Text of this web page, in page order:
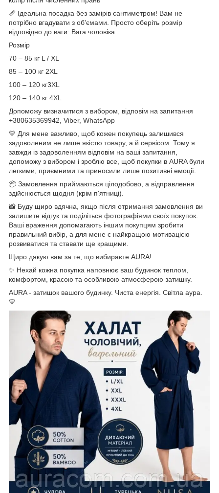
📏 Ідеальна посадка без замірів сантиметром! Вам не
потрібно вгадувати з об'ємами. Просто оберіть розмір
відповідно до ваги: Вага чоловіка
Розмір
70 – 85 кг L / XL
85 – 100 кг 2XL
100 – 120 кг3XL
120 – 140 кг 4XL
Допоможу визначитися з вибором, відповім на запитання
+380635369942, Viber, WhatsApp
💛 Для мене важливо, щоб кожен покупець залишився
задоволеним не лише якістю товару, а й сервісом. Тому я
завжди із задоволенням відповім на ваші запитання,
допоможу з вибором і зроблю все, щоб покупки в AURA були
легкими, приємними та приносили лише позитивні емоції.
📦 Замовлення приймаються цілодобово, а відправлення
здійснюється щодня (крім п'ятниці).
📸 Буду щиро вдячна, якщо після отримання замовлення ви
залишите відгук та поділіться фотографіями своїх покупок.
Ваші враження допомагають іншим покупцям зробити
правильний вибір, а для мене є найкращою мотивацією
розвиватися та ставати ще кращими.
Щиро дякую вам за те, що вибираєте AURA!
✨ Нехай кожна покупка наповнює ваш будинок теплом,
комфортом, красою та особливою атмосферою затишку.
AURA - затишок вашого будинку. Чиста енергія. Світла аура.
💛